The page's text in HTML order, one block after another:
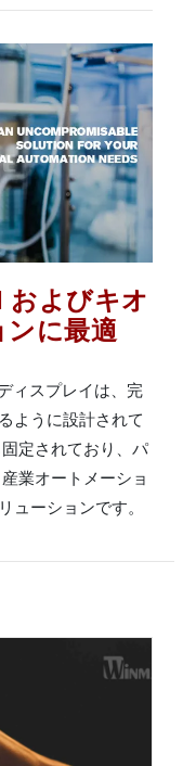
およびキオ
に最適
ィスプレイは、完
ように設計されて
定されており、パ
業オートメーショ
ューションです。